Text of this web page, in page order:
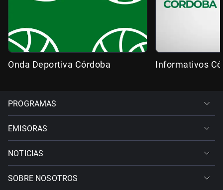
Onda Deportiva Córdoba Informativos
PROGRAMAS
EMISORAS
NOTICIAS
SOBRE NOSOTROS